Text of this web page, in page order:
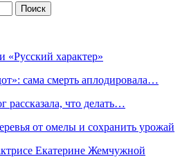
«Русский характер»
сама смерть аплодировала…
рассказала, что делать…
от омелы и сохранить урожай
Екатерине Жемчужной